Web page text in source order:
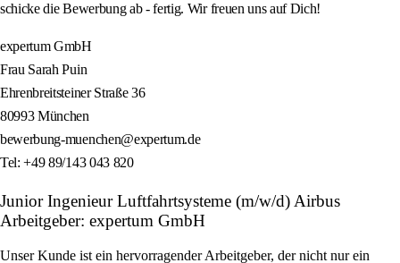
schicke die Bewerbung ab - fertig. Wir freuen uns auf Dich!
expertum GmbH
Frau Sarah Puin
Ehrenbreitsteiner Straße 36
80993 München
bewerbung-muenchen@expertum.de
Tel: +49 89/143 043 820
Junior Ingenieur Luftfahrtsysteme (m/w/d) Airbus
Arbeitgeber: expertum GmbH
Unser Kunde ist ein hervorragender Arbeitgeber, der nicht nur ein